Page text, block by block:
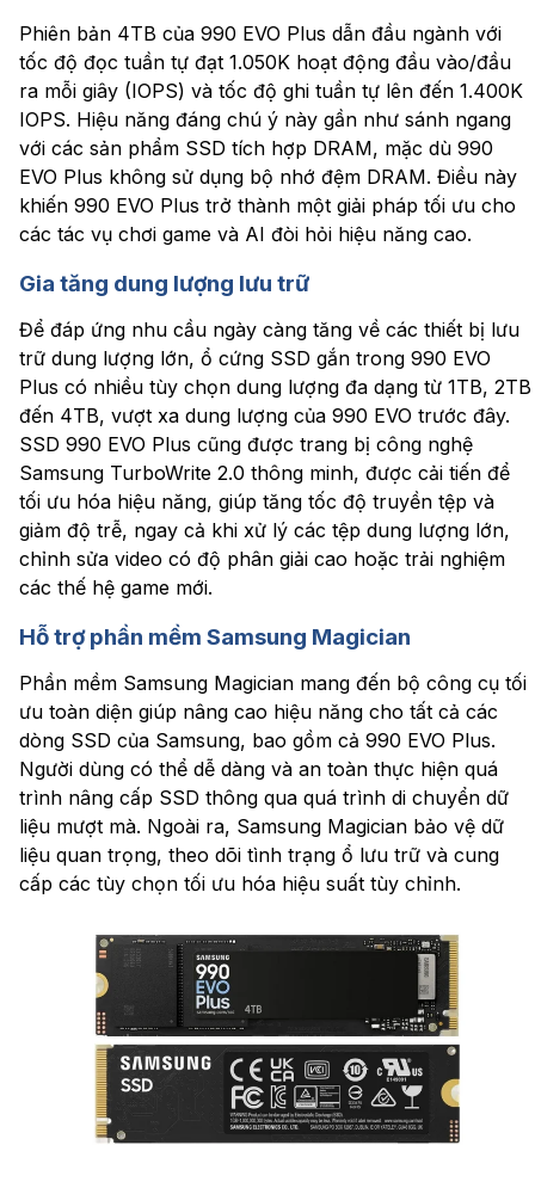
Phiên bản 4TB của 990 EVO Plus dẫn đầu ngành với
tốc độ đọc tuần tự đạt 1.050K hoạt động đầu vào/đầu
ra mỗi giây (IOPS) và tốc độ ghi tuần tự lên đến 1.400K
IOPS. Hiệu năng đáng chú ý này gần như sánh ngang
với các sản phẩm SSD tích hợp DRAM, mặc dù 990
EVO Plus không sử dụng bộ nhớ đệm DRAM. Điều này
khiến 990 EVO Plus trở thành một giải pháp tối ưu cho
các tác vụ chơi game và AI đòi hỏi hiệu năng cao.
Gia tăng dung lượng lưu trữ
Để đáp ứng nhu cầu ngày càng tăng về các thiết bị lưu
trữ dung lượng lớn, ổ cứng SSD gắn trong 990 EVO
Plus có nhiều tùy chọn dung lượng đa dạng từ 1TB, 2TB
đến 4TB, vượt xa dung lượng của 990 EVO trước đây.
SSD 990 EVO Plus cũng được trang bị công nghệ
Samsung TurboWrite 2.0 thông minh, được cải tiến để
tối ưu hóa hiệu năng, giúp tăng tốc độ truyền tệp và
giảm độ trễ, ngay cả khi xử lý các tệp dung lượng lớn,
chỉnh sửa video có độ phân giải cao hoặc trải nghiệm
các thế hệ game mới.
Hỗ trợ phần mềm Samsung Magician
Phần mềm Samsung Magician mang đến bộ công cụ tối
ưu toàn diện giúp nâng cao hiệu năng cho tất cả các
dòng SSD của Samsung, bao gồm cả 990 EVO Plus.
Người dùng có thể dễ dàng và an toàn thực hiện quá
trình nâng cấp SSD thông qua quá trình di chuyển dữ
liệu mượt mà. Ngoài ra, Samsung Magician bảo vệ dữ
liệu quan trọng, theo dõi tình trạng ổ lưu trữ và cung
cấp các tùy chọn tối ưu hóa hiệu suất tùy chỉnh.